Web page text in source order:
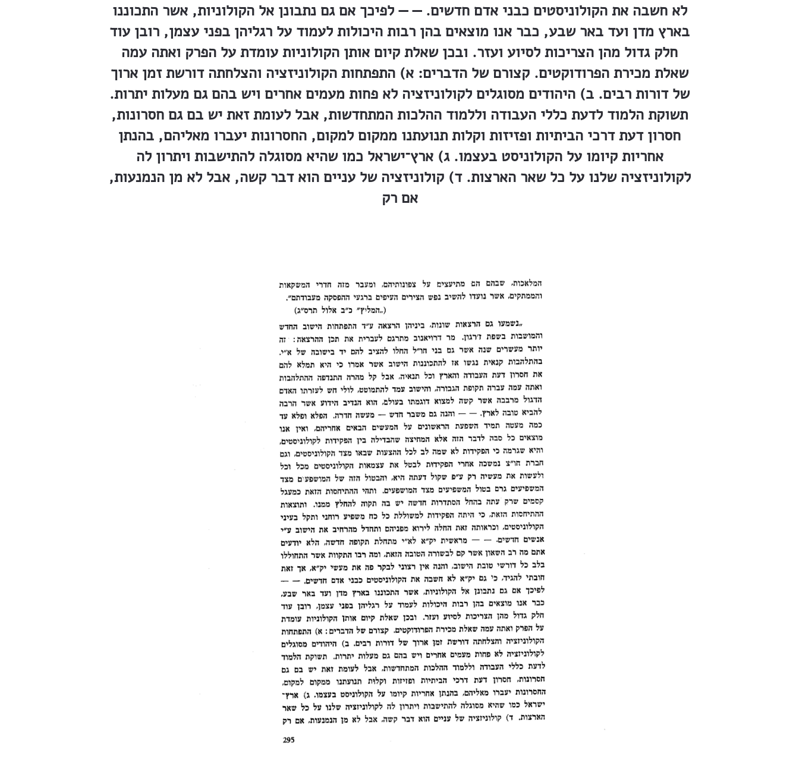
לא חשבה את הקולוניסטים כבני אדם חדשים. — — לפיכך אם גם נתבונן אל הקולוניות, אשר התכוננו
בארץ מדן ועד באר שבע, כבר אנו מוצאים בהן רבות היכולות לעמוד על רגליהן בפני עצמן, רובן עוד
חלק גדול מהן הצריכות לסיוע ועזר. ובכן שאלת קיום אותן הקולוניות עומדת על הפרק ואתה עמה
שאלת מכירת הפרודוקטים. קצורם של הדברים: א) התפתחות הקולוניזציה והצלחתה דורשת זמן ארוך
של דורות רבים. ב) היהודים מסוגלים לקולוניזציה לא פחות מעמים אחרים ויש בהם גם מעלות יתרות.
תשוקת הלמוד לדעת כללי העבודה וללמוד ההלכות המתחדשות, אבל לעומת זאת יש בם גם חסרונות,
חסרון דעת דרכי הביתיות ופזיזות וקלות תנועתנו ממקום למקום, החסרונות יעברו מאליהם, בהנתן
אחריות קיומו על הקולוניסט בעצמו. ג) ארץ־ישראל כמו שהיא מסוגלה להתישבות ויתרון לה
לקולוניזציה שלנו על כל שאר הארצות. ד) קולוניזציה של עניים הוא דבר קשה, אבל לא מן הנמנעות,
אם רק